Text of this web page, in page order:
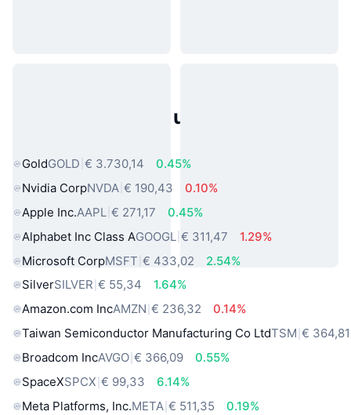
Populaire activa uit de echte
GoldGOLD € 3.730,14
0.45%
Nvidia CorpNVDA € 190,43
0.10%
Apple Inc.AAPL € 271,17
0.45%
Alphabet Inc Class AGOOGL € 311,47
1.29%
Microsoft CorpMSFT € 433,02
2.54%
SilverSILVER € 55,34
1.64%
Amazon.com IncAMZN € 236,32
0.14%
Taiwan Semiconductor Manufacturing Co LtdTSM € 364,81
Broadcom IncAVGO € 366,09
0.55%
SpaceXSPCX € 99,33
6.14%
Meta Platforms, Inc.META € 511,35
0.19%